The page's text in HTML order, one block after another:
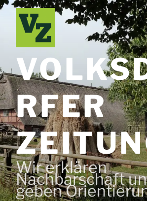
Zum
Inhalt
springen
RFER
Wir erklären
Nachbarschaft
geben